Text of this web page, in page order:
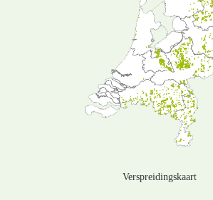
Verspreidingskaart